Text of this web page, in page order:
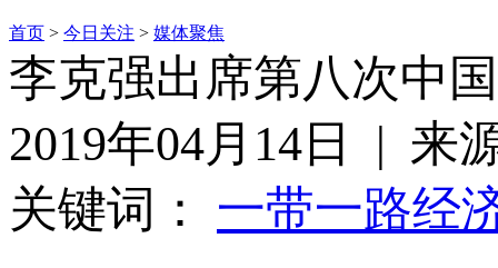
首页 > 今日关注 > 媒体聚焦
李克强出席第八次中
2019年04月14日 | 来
关键词： 一带一路经